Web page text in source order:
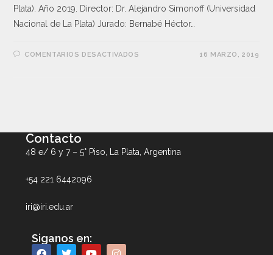
Plata). Año 2019. Director: Dr. Alejandro Simonoff (Universidad
Nacional de La Plata) Jurado: Bernabé Héctor…
COMENTARIOS DESACTIVADOS 16 MARZO, 2019
Contacto
48 e/ 6 y 7 – 5° Piso, La Plata, Argentina
+54 221 6442096
iri@iri.edu.ar
Siganos en: